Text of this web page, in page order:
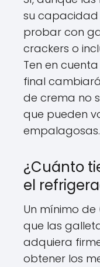
su capacidad
probar con
crackers o
Ten en
final
de crema no
que pueden
empalagosas.
¿Cuánto
el
Un mínimo
que las
adquiera
obtener los